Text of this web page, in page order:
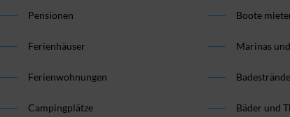
Pensionen
Ferienhäuser
Ferienwohnungen
Campingplätze
Boote
Marinas
Badestrände
Bäder und